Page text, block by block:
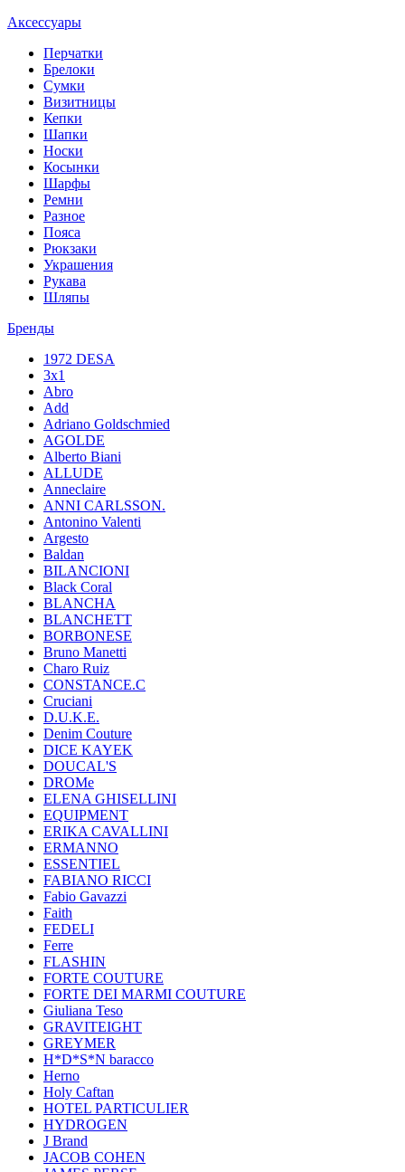
Аксессуары
Перчатки
Брелоки
Сумки
Визитницы
Кепки
Шапки
Носки
Косынки
Шарфы
Ремни
Разное
Пояса
Рюкзаки
Украшения
Рукава
Шляпы
Бренды
1972 DESA
3x1
Abro
Add
Adriano Goldschmied
AGOLDE
Alberto Biani
ALLUDE
Anneclaire
ANNI CARLSSON.
Antonino Valenti
Argesto
Baldan
BILANCIONI
Black Coral
BLANCHA
BLANCHETT
BORBONESE
Bruno Manetti
Charo Ruiz
CONSTANCE.C
Cruciani
D.U.K.E.
Denim Couture
DICE KAYEK
DOUCAL'S
DROMe
ELENA GHISELLINI
EQUIPMENT
ERIKA CAVALLINI
ERMANNO
ESSENTIEL
FABIANO RICCI
Fabio Gavazzi
Faith
FEDELI
Ferre
FLASHIN
FORTE COUTURE
FORTE DEI MARMI COUTURE
Giuliana Teso
GRAVITEIGHT
GREYMER
H*D*S*N baracco
Herno
Holy Caftan
HOTEL PARTICULIER
HYDROGEN
J Brand
JACOB COHEN